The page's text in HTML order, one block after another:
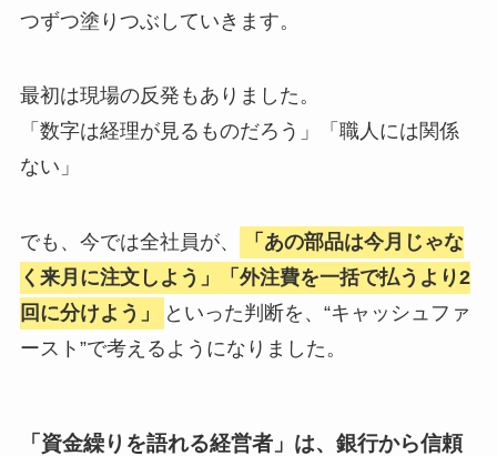
つずつ塗りつぶしていきます。
最初は現場の反発もありました。
「数字は経理が見るものだろう」「職人には関係
ない」
でも、今では全社員が、
「あの部品は今月じゃな
く来月に注文しよう」「外注費を一括で払うより2
回に分けよう」
といった判断を、“キャッシュファ
ースト”で考えるようになりました。
「資金繰りを語れる経営者」は、銀行から信頼